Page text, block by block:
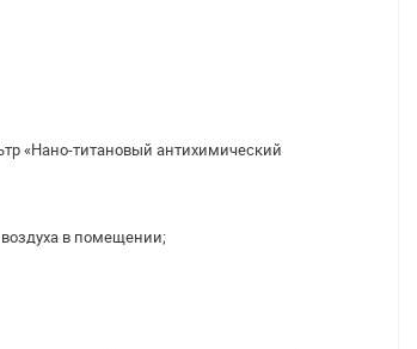
«Нано-титановый антихимический
в помещении;